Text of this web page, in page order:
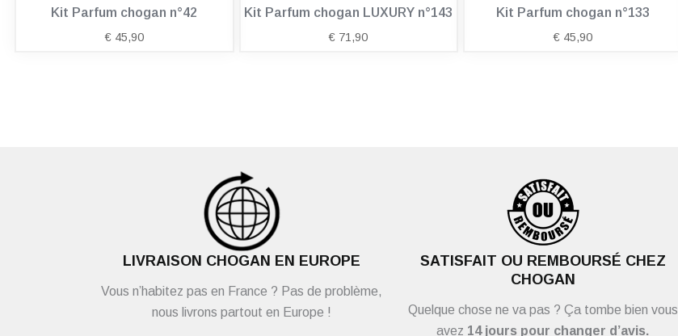
Kit Parfum chogan n°42
€ 45,90
Kit Parfum chogan LUXURY n°143
€ 71,90
Kit Parfum chogan n°133
€ 45,90
LIVRAISON CHOGAN EN EUROPE
Vous n’habitez pas en France ? Pas de problème,
nous livrons partout en Europe !
SATISFAIT OU REMBOURSÉ CHEZ
CHOGAN
Quelque chose ne va pas ? Ça tombe bien vous
avez 14 jours pour changer d’avis.